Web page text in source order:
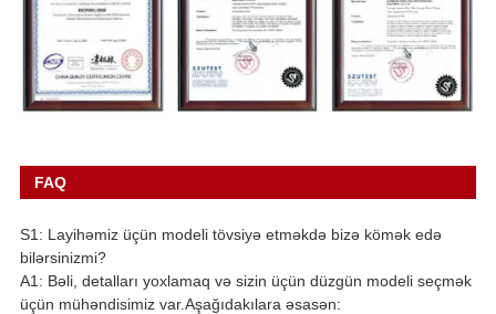
FAQ
S1: Layihəmiz üçün modeli tövsiyə etməkdə bizə kömək edə
bilərsinizmi?
A1: Bəli, detalları yoxlamaq və sizin üçün düzgün modeli seçmək
üçün mühəndisimiz var.Aşağıdakılara əsasən: